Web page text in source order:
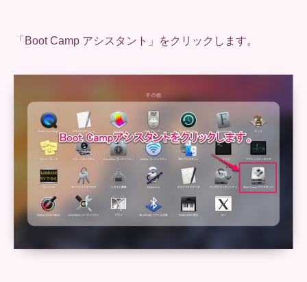
「Boot Camp アシスタント」をクリックします。